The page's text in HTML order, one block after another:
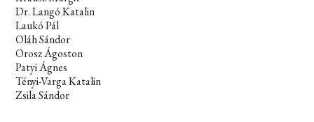
Dr. Langó Katalin
Laukó Pál
Oláh Sándor
Orosz Ágoston
Patyi Ágnes
Tényi-Varga Katalin
Zsila Sándor